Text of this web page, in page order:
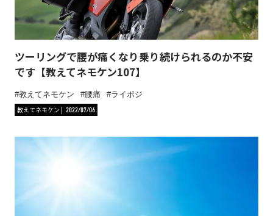
ツーリングで腰が痛くなり乗り続けられるのか不安
です【教えてネモケン107】
教えてネモケン 腰痛
ライポジ
教えてネモケン
2022/07/06